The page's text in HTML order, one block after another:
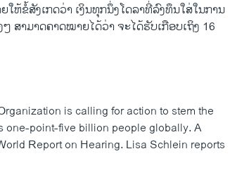
ຫ້ຂໍ້ສັງເກດວ່າ ເງິນທຸກນຶ່ງໂດລາທີ່ລົງທຶນໃສ່ໃນການ
ສາມາດຄາດໝາຍໄດ້ວ່າ ຈະໄດ້ຮັບເກືອບເຖິງ 16
is calling for action to stem the
one-point-five billion people globally. A
Report on Hearing. Lisa Schlein reports